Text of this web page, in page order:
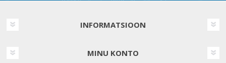
INFORMATSIOON
MINU KONTO